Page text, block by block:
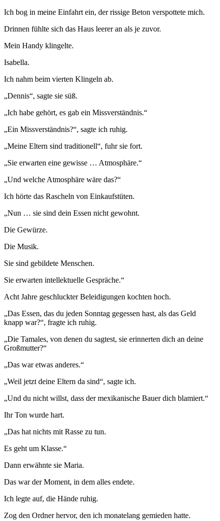
Ich bog in meine Einfahrt ein, der rissige Beton verspottete mich.
Drinnen fühlte sich das Haus leerer an als je zuvor.
Mein Handy klingelte.
Isabella.
Ich nahm beim vierten Klingeln ab.
„Dennis“, sagte sie süß.
„Ich habe gehört, es gab ein Missverständnis.“
„Ein Missverständnis?“, sagte ich ruhig.
„Meine Eltern sind traditionell“, fuhr sie fort.
„Sie erwarten eine gewisse … Atmosphäre.“
„Und welche Atmosphäre wäre das?“
Ich hörte das Rascheln von Einkaufstüten.
„Nun … sie sind dein Essen nicht gewohnt.
Die Gewürze.
Die Musik.
Sie sind gebildete Menschen.
Sie erwarten intellektuelle Gespräche.“
Acht Jahre geschluckter Beleidigungen kochten hoch.
„Das Essen, das du jeden Sonntag gegessen hast, als das Geld
knapp war?“, fragte ich ruhig.
„Die Tamales, von denen du sagtest, sie erinnerten dich an deine
Großmutter?“
„Das war etwas anderes.“
„Weil jetzt deine Eltern da sind“, sagte ich.
„Und du nicht willst, dass der mexikanische Bauer dich blamiert.“
Ihr Ton wurde hart.
„Das hat nichts mit Rasse zu tun.
Es geht um Klasse.“
Dann erwähnte sie Maria.
Das war der Moment, in dem alles endete.
Ich legte auf, die Hände ruhig.
Zog den Ordner hervor, den ich monatelang gemieden hatte.